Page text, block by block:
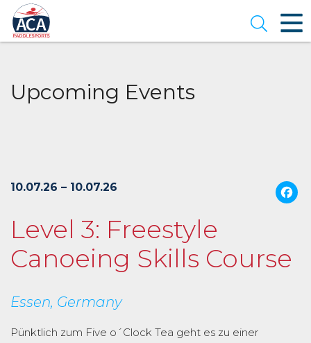
Skip
to
Main
Content
Open
Upcoming Events
10.07.26 – 10.07.26
Level 3: Freestyle
Canoeing Skills Course
Essen, Germany
Pünktlich zum Five o´Clock Tea geht es zu einer